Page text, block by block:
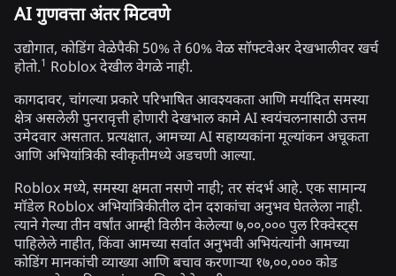
AI गुणवत्ता अंतर मिटवणे
उद्योगात, कोडिंग वेळेपैकी 50% ते 60% वेळ सॉफ्टवेअर देखभालीवर खर्च
होतो.1 Roblox देखील वेगळे नाही.
कागदावर, चांगल्या प्रकारे परिभाषित आवश्यकता आणि मर्यादित समस्या
क्षेत्र असलेली पुनरावृत्ती होणारी देखभाल कामे AI स्वयंचलनासाठी उत्तम
उमेदवार असतात. प्रत्यक्षात, आमच्या AI सहाय्यकांना मूल्यांकन अचूकता
आणि अभियांत्रिकी स्वीकृतीमध्ये अडचणी आल्या.
Roblox मध्ये, समस्या क्षमता नसणे नाही; तर संदर्भ आहे. एक सामान्य
मॉडेल Roblox अभियांत्रिकीतील दोन दशकांचा अनुभव घेतलेला नाही.
त्याने गेल्या तीन वर्षांत आम्ही विलीन केलेल्या ७,००,००० पुल रिक्वेस्ट्स
पाहिलेले नाहीत, किंवा आमच्या सर्वात अनुभवी अभियंत्यांनी आमच्या
कोडिंग मानकांची व्याख्या आणि बचाव करणाऱ्या १७,००,००० कोड